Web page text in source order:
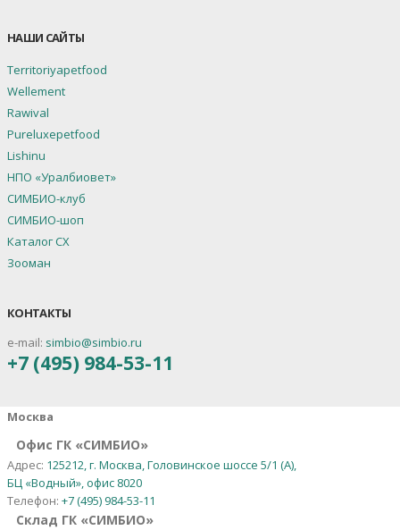
НАШИ САЙТЫ
Territoriyapetfood
Wellement
Rawival
Pureluxepetfood
Lishinu
НПО «Уралбиовет»
СИМБИО-клуб
СИМБИО-шоп
Каталог СХ
Зооман
КОНТАКТЫ
e-mail: simbio@simbio.ru
+7 (495) 984-53-11
Москва
Офис ГК «СИМБИО»
Адрес: 125212, г. Москва, Головинское шоссе 5/1 (А),
БЦ «Водный», офис 8020
Телефон: +7 (495) 984-53-11
Склад ГК «СИМБИО»